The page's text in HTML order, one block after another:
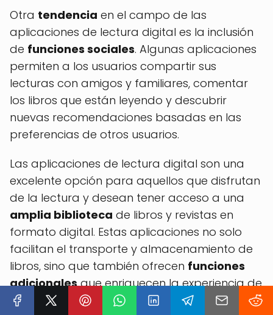
Otra tendencia en el campo de las
aplicaciones de lectura digital es la inclusión
de funciones sociales. Algunas aplicaciones
permiten a los usuarios compartir sus
lecturas con amigos y familiares, comentar
los libros que están leyendo y descubrir
nuevas recomendaciones basadas en las
preferencias de otros usuarios.
Las aplicaciones de lectura digital son una
excelente opción para aquellos que disfrutan
de la lectura y desean tener acceso a una
amplia biblioteca de libros y revistas en
formato digital. Estas aplicaciones no solo
facilitan el transporte y almacenamiento de
libros, sino que también ofrecen funciones
adicionalesque enriquecen la experiencia de
lectura. Además, algunas aplicaciones